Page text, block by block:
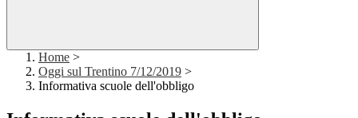
Home >
Oggi sul Trentino 7/12/2019 >
Informativa scuole dell'obbligo